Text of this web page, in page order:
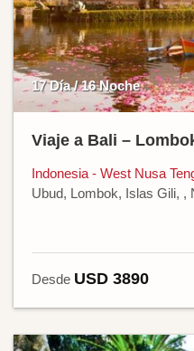
17 Día / 16 Noche
Viaje a Bali –
Indonesia - West Nusa
Ubud, Lombok, Islas Gili, ,
Desde USD 3890